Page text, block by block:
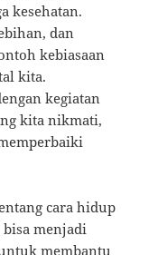
kesehatan.
dan
kebiasaan
kita.
kegiatan
kita nikmati,
cara hidup
bisa menjadi
membantu